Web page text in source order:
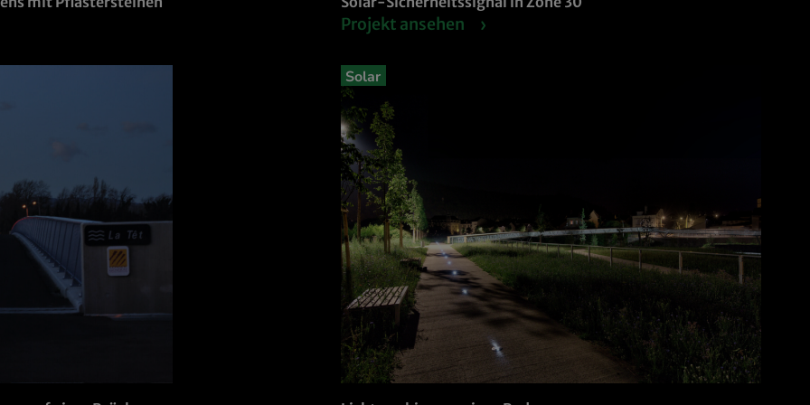
Projekt ansehen
Solar